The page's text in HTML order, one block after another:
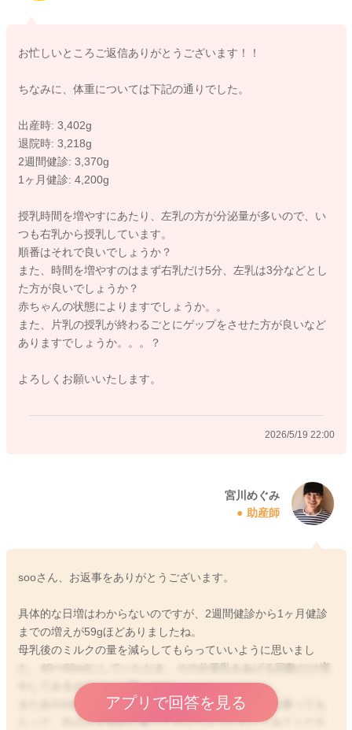
お子さんも少しずつおっぱいの後には、簡単にすぐ出てきて飲
す。
大人と一緒になります。
なのでお子さんの体重の増えも順調なようでしたら、おっぱい
を吸ってもらう時間を延ばしてみてください。
どうぞよろしくお願いします。
お忙しいところご返信ありがとうございます！！
ちなみに、体重については下記の通りでした。
出産時: 3,402g
退院時: 3,218g
2週間健診: 3,370g
1ヶ月健診: 4,200g
授乳時間を増やすにあたり、左乳の方が分泌量が多いので、い
つも右乳から授乳しています。
順番はそれで良いでしょうか？
また、時間を増やすのはまず右乳だけ5分、左乳は3分などとし
た方が良いでしょうか？
赤ちゃんの状態によりますでしょうか。。
また、片乳の授乳が終わるごとにゲップをさせた方が良いなど
ありますでしょうか。。。？
よろしくお願いいたします。
2026/5/19 22:00
宮川めぐみ
助産師
sooさん、お返事をありがとうございます。
具体的な日増はわからないのですが、2週間健診から1ヶ月健診
までの増えが59gほどありましたね。
母乳後のミルクの量を減らしてもらっていいように思いまし
た。40〜60mlにしていただき、その分母乳をあげる回数だけ増
やしてみるのもいいと思います。
また左の分泌がとてもいいということなので、右から吸っても
らって、右の方を長めに吸ってもらうようにもしてみてくださ
アプリで回答を見る